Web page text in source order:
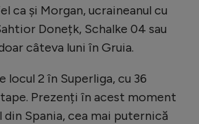
ca și Morgan, ucraineanul cu
Donețk, Schalke 04 sau
câteva luni în Gruia.
locul 2 în Superliga, cu 36
Prezenți în acest moment
Spania, cea mai puternică